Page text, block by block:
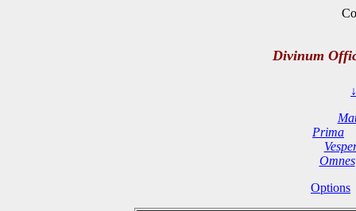
Divinum
↓
Prima
Omnes
Options